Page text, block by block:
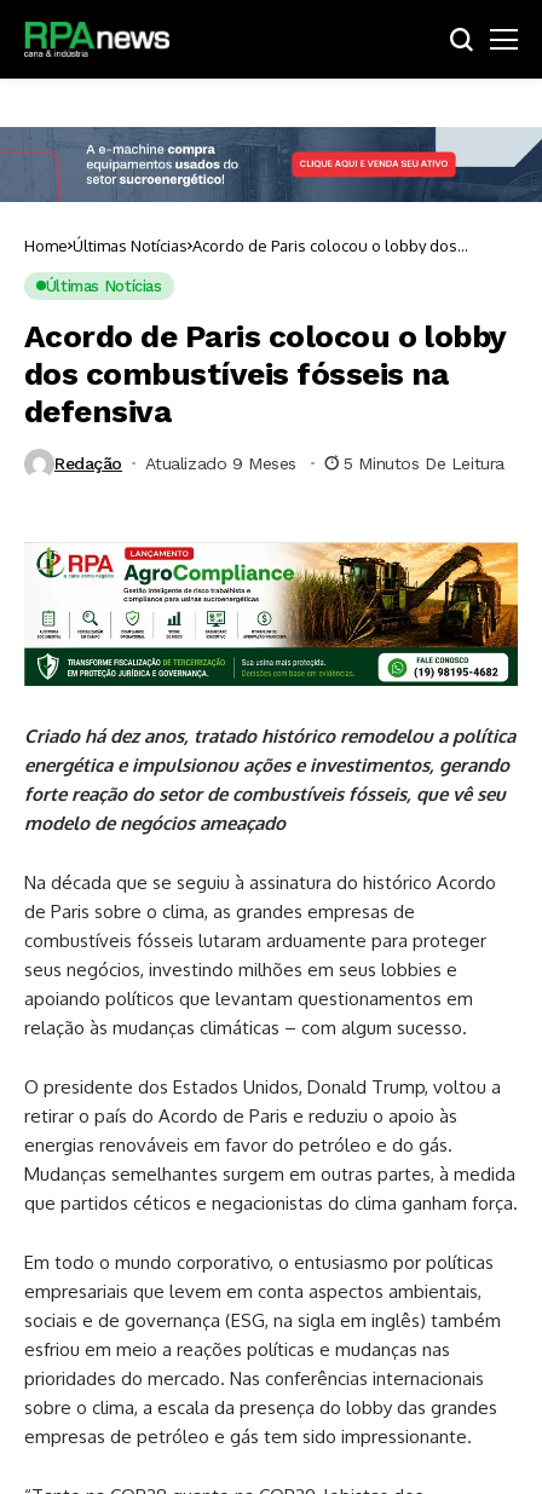
Home Últimas Notícias Acordo de Paris colocou o lobby dos
combustíveis fósseis na defensiva
Últimas Notícias
Acordo de Paris colocou o lobby
dos combustíveis fósseis na
defensiva
Redação Atualizado 9 Meses ⁮ 5 Minutos De Leitura
Criado há dez anos, tratado histórico remodelou a política
energética e impulsionou ações e investimentos, gerando
forte reação do setor de combustíveis fósseis, que vê seu
modelo de negócios ameaçado
Na década que se seguiu à assinatura do histórico Acordo
de Paris sobre o clima, as grandes empresas de
combustíveis fósseis lutaram arduamente para proteger
seus negócios, investindo milhões em seus lobbies e
apoiando políticos que levantam questionamentos em
relação às mudanças climáticas – com algum sucesso.
O presidente dos Estados Unidos, Donald Trump, voltou a
retirar o país do Acordo de Paris e reduziu o apoio às
energias renováveis em favor do petróleo e do gás.
Mudanças semelhantes surgem em outras partes, à medida
que partidos céticos e negacionistas do clima ganham força.
Em todo o mundo corporativo, o entusiasmo por políticas
empresariais que levem em conta aspectos ambientais,
sociais e de governança (ESG, na sigla em inglês) também
esfriou em meio a reações políticas e mudanças nas
prioridades do mercado. Nas conferências internacionais
sobre o clima, a escala da presença do lobby das grandes
empresas de petróleo e gás tem sido impressionante.